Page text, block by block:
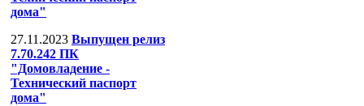
дома"
27.11.2023 Выпущен релиз
7.70.242 ПК
"Домовладение -
Технический паспорт
дома"